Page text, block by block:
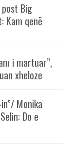
Big
Kam qenë
i martuar”,
xheloze
Monika
Do e